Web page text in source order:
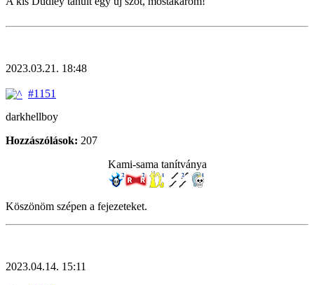
2023.03.21. 18:48
#1151
darkhellboy
Hozzászólások: 207
Kami-sama tanítványa
Köszönöm szépen a fejezeteket.
2023.04.14. 15:11